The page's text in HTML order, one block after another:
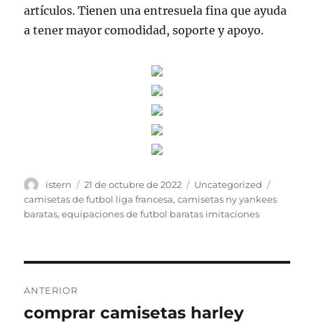
artículos. Tienen una entresuela fina que ayuda
a tener mayor comodidad, soporte y apoyo.
Autor
istern
Publicado
el
21 de octubre de 2022 Categorías
Uncategorized
camisetas de futbol liga francesa,camisetas ny yankees
baratas,equipaciones de futbol baratas imitaciones
de
ANTERIOR
Entrada
comprar camisetas harley